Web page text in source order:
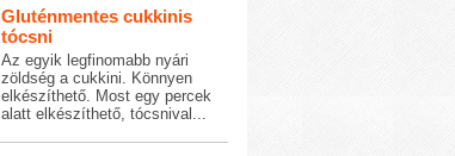
Gluténmentes cukkinis
tócsni
Az egyik legfinomabb nyári
zöldség a cukkini. Könnyen
elkészíthető. Most egy percek
alatt elkészíthető, tócsnival...